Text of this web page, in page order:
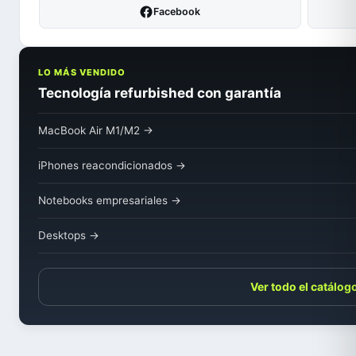
Facebook
LO MÁS VENDIDO
Tecnología refurbished con garantía
MacBook Air M1/M2 →
iPhones reacondicionados →
Notebooks empresariales →
Desktops →
Ver todo el